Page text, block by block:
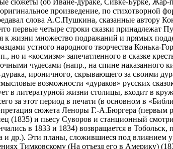
произведение, по
слова А.С.Пушкина, сказанные автору
первые четыре строки сказки принадлежат
к жизни множество подражаний и прямых
устного народного творчества Конька-
но и «космизм» запечатленного в сказке
чудесами (напр., на спине наказанного
ироничного, скрывающего за своими
возможности «дураков» русских
в литературной жизни столицы, входит в
за этот период в печати (в основном в
сюжета Леноры Г.-А.Бюргера
(1835) и пьесу Суворов и станционный
в 1833 и 1834) возвращается в
др.). Эти планы, сложившиеся под влиянием
Тимковскому (На отъезд его в Америку)